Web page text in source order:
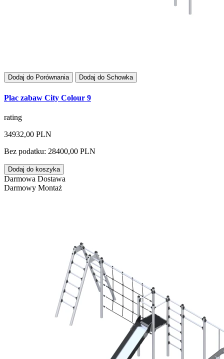
Dodaj do Porównania Dodaj do Schowka
Plac zabaw City Colour 9
rating
34932,00 PLN
Bez podatku: 28400,00 PLN
Dodaj do koszyka
Darmowa Dostawa
Darmowy Montaż